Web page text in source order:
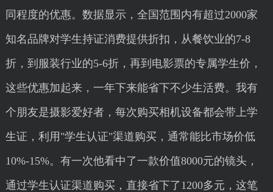
同程度的优惠。数据显示，全国范围内有超过2000家
知名品牌对学生持证消费提供折扣，从餐饮业的7-8
折，到服装行业的5-6折，再到电影票的专属学生价，
这些优惠加起来，一年下来能省下不少生活费。我有
个朋友是摄影爱好者，每次购买相机设备都会带上学
生证，利用"学生认证"渠道购买，通常能比市场价低
10%-15%。有一次他看中了一款价值8000元的镜头，
通过学生认证渠道购买，直接省下了1200多元，这笔